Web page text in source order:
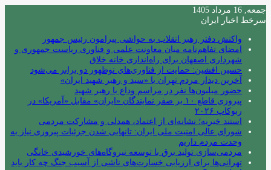
جمعه, 16 مرداد 1405
سرخط اخبار ایران
واکنش دفتر رهبر انقلاب به حواشی پیرامون رئیس جمهور
امضای تفاهم‌نامه میان معاونت علمی و فناوری ریاست جمهوری و
شهرداری اصفهان برای راه‌اندازی خانه خلاق
حسین افشین: حمایت از فناوری‌های نوظهور دو برابر می‌شود
آخرین دیدار مردم تهران با «سید و رهبر شهید ایران»
حضور میلیون‌ها نفر در مراسم وداع با رهبر شهید
پیروزی قاطع ۱۰ بر صفر نمایندگان «ایران» مقابل «آمریکا» در
ربوکاپ ۲۰۲۶
استند خیریه؛ نشانه‌ای از اعتماد، همدلی و مشارکت مردمی
شورای عالی امنیت ملی ایران: تانهایی شدن جزئیات پیروزی نیاز به
وحدت مردم داریم
مردمی‌سازی تولید برق با توسعه نیروگاه‌های خورشیدی خانگی
تهرانی‌ها برای ارزیابی خسارت‌های ناشی از آسیب جنگ چه کار باید